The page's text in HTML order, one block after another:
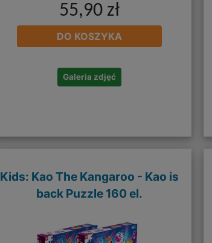
55,90 zł
DO KOSZYKA
Galeria zdjęć
Kids: Kao The Kangaroo - Kao is
back Puzzle 160 el.